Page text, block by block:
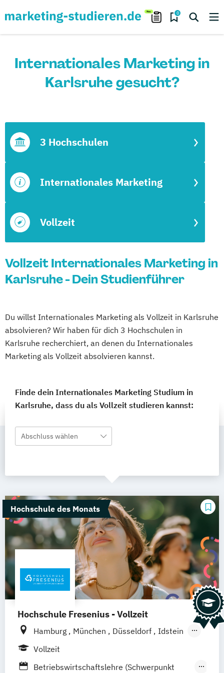
0
Internationales Marketing in
Karlsruhe gesucht?
Vollzeit
Internationales Marketing
3 Hochschulen
Vollzeit Internationales Marketing in
Karlsruhe - Dein Studienführer
Du willst Internationales Marketing als Vollzeit in Karlsruhe
absolvieren? Wir haben für dich 3 Hochschulen in
Karlsruhe recherchiert, an denen du Internationales
Marketing als Vollzeit absolvieren kannst.
Finde dein Internationales Marketing Studium in
Karlsruhe, dass du als Vollzeit studieren kannst:
Abschluss wählen
Hochschule des Monats
Hochschule Fresenius - Vollzeit
Hamburg München Düsseldorf
Idstein
Berlin
Vollzeit
Betriebswirtschaftslehre (Schwerpunkt